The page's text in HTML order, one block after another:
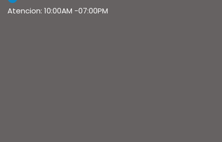
Atencion: 10:00AM -07:00PM